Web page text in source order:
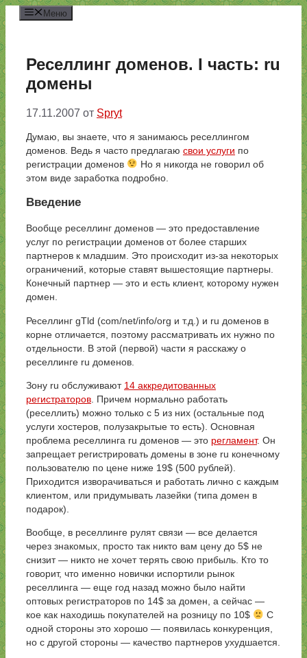
Перейти
к
содержимому
Меню
Реселлинг доменов. I часть: ru
домены
17.11.2007 от Spryt
Думаю, вы знаете, что я занимаюсь реселлингом
доменов. Ведь я часто предлагаю свои услуги по
регистрации доменов
Но я никогда не говорил об
этом виде заработка подробно.
Введение
Вообще реселлинг доменов — это предоставление
услуг по регистрации доменов от более старших
партнеров к младшим. Это происходит из-за некоторых
ограничений, которые ставят вышестоящие партнеры.
Конечный партнер — это и есть клиент, которому нужен
домен.
Реселлинг gTld (com/net/info/org и т.д.) и ru доменов в
корне отличается, поэтому рассматривать их нужно по
отдельности. В этой (первой) части я расскажу о
реселлинге ru доменов.
Зону ru обслуживают 14 аккредитованных
регистраторов . Причем нормально работать
(реселлить) можно только с 5 из них (остальные под
услуги хостеров, полузакрытые то есть). Основная
проблема реселлинга ru доменов — это регламент. Он
запрещает регистрировать домены в зоне ru конечному
пользователю по цене ниже 19$ (500 рублей).
Приходится изворачиваться и работать лично с каждым
клиентом, или придумывать лазейки (типа домен в
подарок).
Вообще, в реселлинге рулят связи — все делается
через знакомых, просто так никто вам цену до 5$ не
снизит — никто не хочет терять свою прибыль. Кто то
говорит, что именно новички испортили рынок
реселлинга — еще год назад можно было найти
оптовых регистраторов по 14$ за домен, а сейчас —
кое как находишь покупателей на розницу по 10$
С
одной стороны это хорошо — появилась конкуренция,
но с другой стороны — качество партнеров ухудшается.